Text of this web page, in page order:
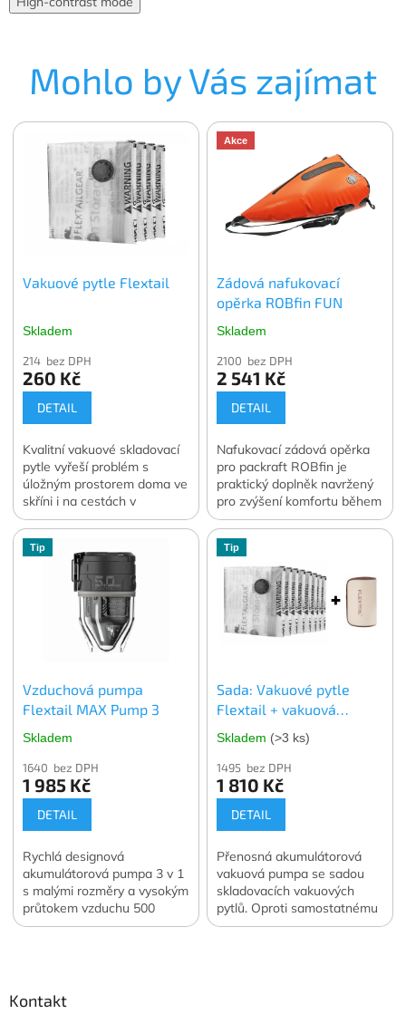
Mohlo by Vás zajímat
Vakuové pytle Flextail
Skladem
214 bez DPH
260 Kč
DETAIL
Kvalitní vakuové skladovací
pytle vyřeší problém s
úložným prostorem doma ve
skříni i na cestách v
zavazadle. Vakuování
dokáže zmenšit objem
skladovaného oblečení a
lůžkovin o 70 až 90 %.
Ochrání skladované věci
před prachem, vlhkostí, moly
nebo plísní ať už je
skladujete kdekoli. V balení
4 ks. vybrané velikosti.
distribuce.
Akce
Zádová nafukovací
opěrka ROBfin FUN
Skladem
2100 bez DPH
2 541 Kč
DETAIL
Nafukovací zádová opěrka
pro packraft ROBfin je
praktický doplněk navržený
pro zvýšení komfortu během
pádlování.
Tip
Vzduchová pumpa
Flextail MAX Pump 3
Skladem
1640 bez DPH
1 985 Kč
DETAIL
Rychlá designová
akumulátorová pumpa 3 v 1
s malými rozměry a vysokým
průtokem vzduchu 500
l/min. Navíc funkce svítilny a
Tip
Sada: Vakuové pytle
Flextail + vakuová
pumpa Flextail MAX
Vacuum Pump
Skladem (>3 ks)
1495 bez DPH
1 810 Kč
DETAIL
Přenosná akumulátorová
vakuová pumpa se sadou
skladovacích vakuových
pytlů. Oproti samostatnému
nákupu ušetříte 400 Kč.
Kontakt